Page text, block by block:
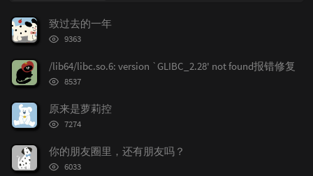
文
章
致过去的一年
浏
次
数:
9363
/lib64/libc.so.6: version `GLIBC_2.28' not found报错修复
浏
次
数:
8537
原来是萝莉控
浏
次
数:
7274
你的朋友圈里，还有朋友吗？
浏
6033